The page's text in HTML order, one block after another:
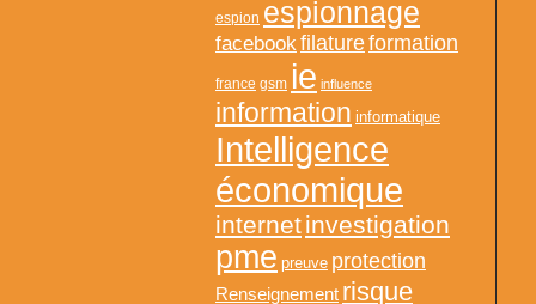
espion espionnage
facebook filatureformation
france gsm ie influence
information informatique
Intelligence
économique
internetinvestigation
pme preuve protection
Renseignement risque